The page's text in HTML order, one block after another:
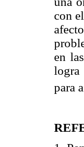
con
en
logra
para